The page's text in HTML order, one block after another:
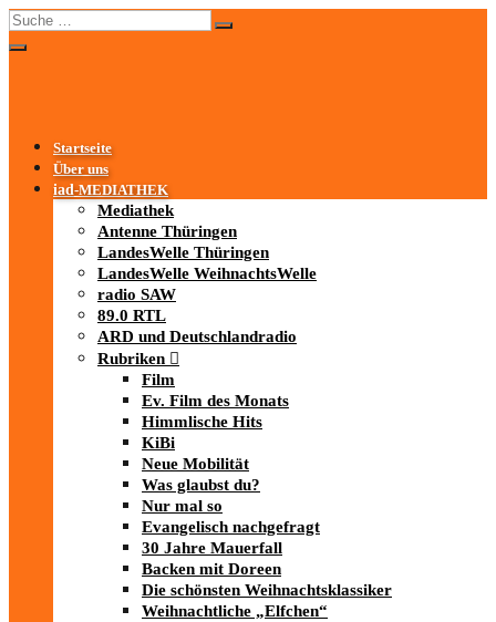
Startseite
Über uns
iad-MEDIATHEK
Mediathek
Antenne Thüringen
LandesWelle Thüringen
LandesWelle WeihnachtsWelle
radio SAW
89.0 RTL
ARD und Deutschlandradio
Rubriken
Film
Ev. Film des Monats
Himmlische Hits
KiBi
Neue Mobilität
Was glaubst du?
Nur mal so
Evangelisch nachgefragt
30 Jahre Mauerfall
Backen mit Doreen
Die schönsten Weihnachtsklassiker
Weihnachtliche „Elfchen“